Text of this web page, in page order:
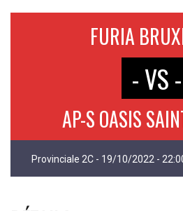
FURIA
- VS -
AP-S OASIS
Provinciale 2C - 19/10/2022 -